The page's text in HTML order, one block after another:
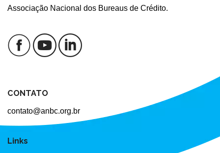
Associação Nacional dos Bureaus de Crédito.
CONTATO
contato@anbc.org.br
Links